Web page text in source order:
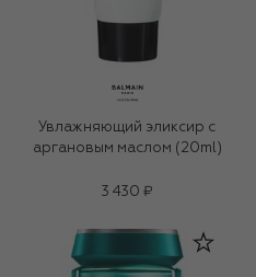
Увлажняющий эликсир с
аргановым маслом (20ml)
3 430 ₽